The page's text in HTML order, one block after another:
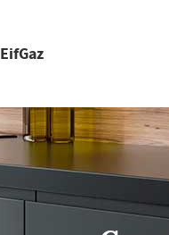
EifGaz